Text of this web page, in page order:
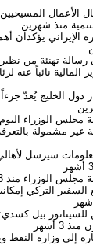
الأعمال المسيحيين
منذ شهرين
الإيراني يؤكدان
تهنئة من
المالية نائباً عنه
دول الخليج يُعدّ
مجلس الوزراء اليوم
غير مشمولة
سيرسل
مجلس الوزراء منذ 3 أشهر
التركي
بيل كسدي:
منذ 3 أشهر
إلى وزارة النفط